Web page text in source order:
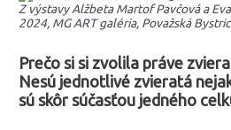
Z výstavy Alžbeta Martof Pavčová a
2024, MG ART galéria, Považská
Prečo si si zvolila práve
Nesú jednotlivé zvieratá
sú skôr súčasťou jedného